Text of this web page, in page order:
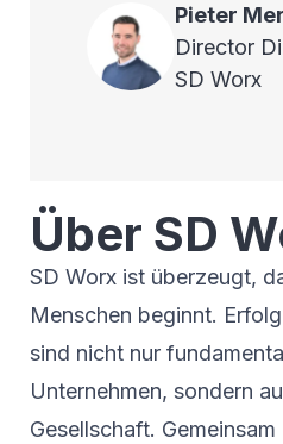
Pieter
Director
SD Worx
Über SD
SD Worx ist überzeugt,
Menschen beginnt.
sind nicht nur
Unternehmen, sondern
Gesellschaft.